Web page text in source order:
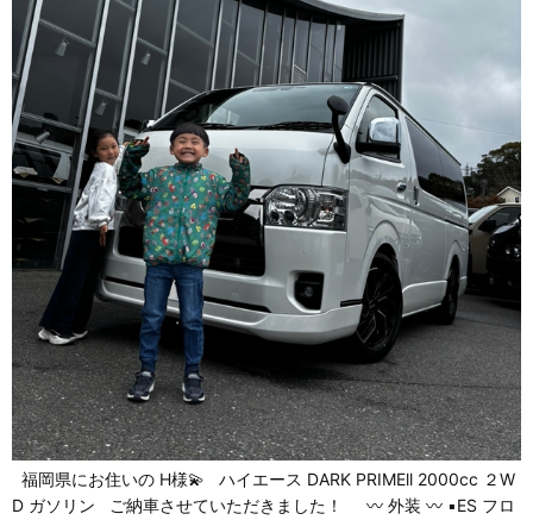
福岡県にお住いの H様💫 ハイエース DARK PRIMEll 2000cc ２W
D ガソリン ご納車させていただきました！ 〰 外装 〰 ▪ES フロ